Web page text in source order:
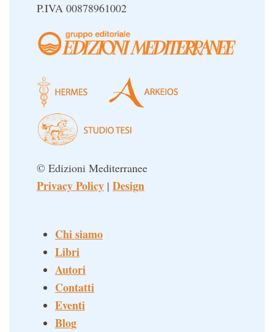
P.IVA 00878961002
© Edizioni Mediterranee
Privacy Policy | Design
Chi siamo
Libri
Autori
Contatti
Eventi
Blog